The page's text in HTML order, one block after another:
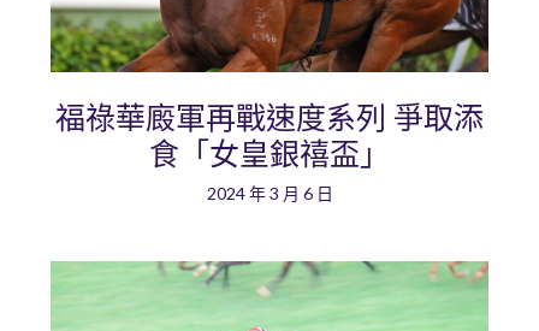
福祿華廄軍再戰速度系列 爭取添
食「女皇銀禧盃」
2024 年 3 月 6 日